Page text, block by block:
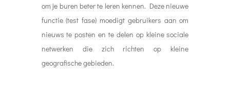
om je buren beter te leren kennen. Deze nieuwe
functie (test fase) moedigt gebruikers aan om
nieuws te posten en te delen op kleine sociale
netwerken die zich richten op kleine
geografische gebieden.